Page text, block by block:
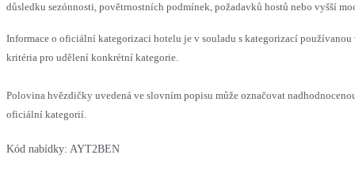
důsledku sezónnosti, povětrnostních podmínek, požadavků hostů nebo vyšší
Informace o oficiální kategorizaci hotelu je v souladu s kategorizací
kritéria pro udělení konkrétní kategorie.
Polovina hvězdičky uvedená ve slovním popisu může označovat
oficiální kategorií.
Kód nabídky: AYT2BEN